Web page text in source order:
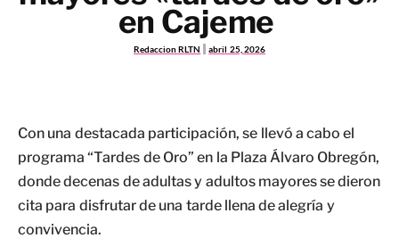
en Cajeme
Redaccion RLTN abril 25, 2026
Con una destacada participación, se llevó a cabo el
programa “Tardes de Oro” en la Plaza Álvaro Obregón,
donde decenas de adultas y adultos mayores se dieron
cita para disfrutar de una tarde llena de alegría y
convivencia.